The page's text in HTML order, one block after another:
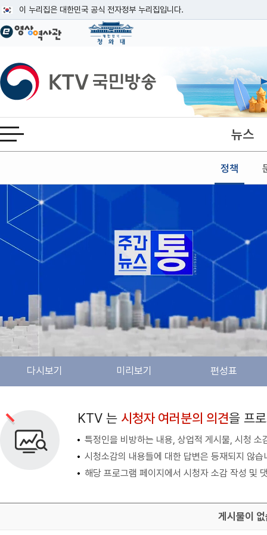
이 누리집은 대한민국 공식 전자정부 누리집입니다.
공식 누리집 주소 확인하기
이밖에 or.kr 또는 .kr등 다른 도메인 주소를 사용하고 있다면 아래 URL에서
운영중인 공식 누리집보기
KTV국민방송
전체메뉴 열기 뉴스
정책
본문
다시보기 미리보기 편성표
KTV 는 시청자 여러분의 의견을 프
특정인을 비방하는 내용, 상업적 게시물, 시청
시청소감의 내용들에 대한 답변은 등재되지 않습
해당 프로그램 페이지에서 시청자 소감 작성 및
게시물이
검색 조건
검색어 입력
검색